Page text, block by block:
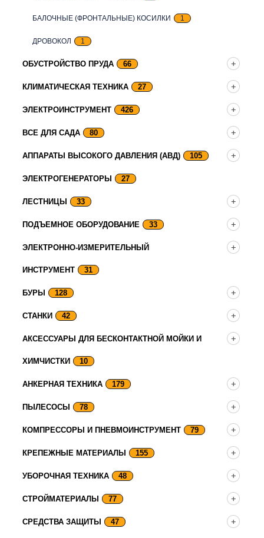
БАЛОЧНЫЕ (ФРОНТАЛЬНЫЕ) КОСИЛКИ 1
ДРОВОКОЛ 1
ОБУСТРОЙСТВО ПРУДА 66
КЛИМАТИЧЕСКАЯ ТЕХНИКА 27
ЭЛЕКТРОИНСТРУМЕНТ 426
ВСЕ ДЛЯ САДА 80
АППАРАТЫ ВЫСОКОГО ДАВЛЕНИЯ (АВД) 105
ЭЛЕКТРОГЕНЕРАТОРЫ 27
ЛЕСТНИЦЫ 33
ПОДЪЕМНОЕ ОБОРУДОВАНИЕ 33
ЭЛЕКТРОННО-ИЗМЕРИТЕЛЬНЫЙ
ИНСТРУМЕНТ 31
БУРЫ 128
СТАНКИ 42
АКСЕССУАРЫ ДЛЯ БЕСКОНТАКТНОЙ МОЙКИ И
ХИМЧИСТКИ 10
АНКЕРНАЯ ТЕХНИКА 179
ПЫЛЕСОСЫ 78
КОМПРЕССОРЫ И ПНЕВМОИНСТРУМЕНТ 79
КРЕПЕЖНЫЕ МАТЕРИАЛЫ 155
УБОРОЧНАЯ ТЕХНИКА 48
СТРОЙМАТЕРИАЛЫ 77
СРЕДСТВА ЗАЩИТЫ 47